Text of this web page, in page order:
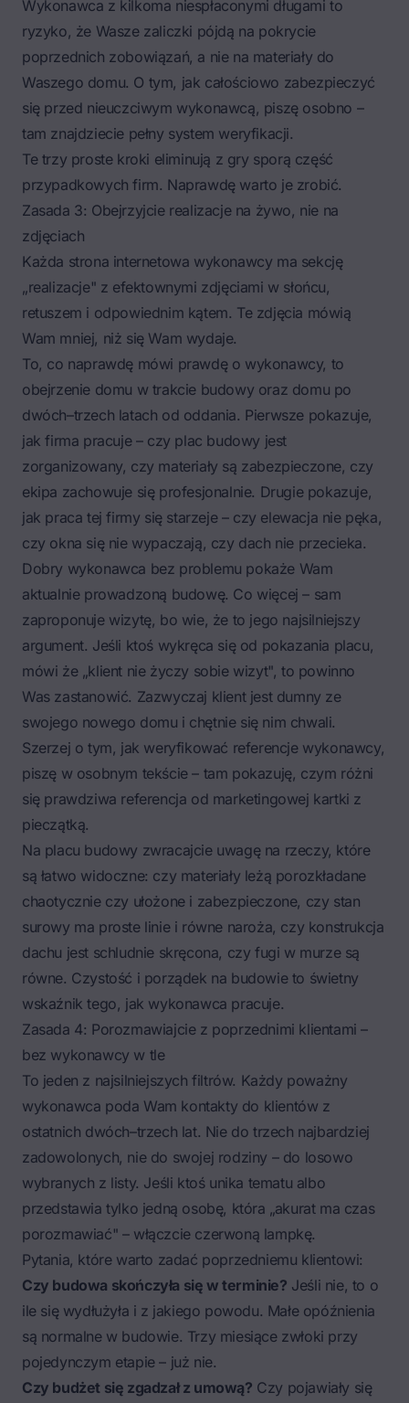
Wykonawca z kilkoma niespłaconymi długami to
ryzyko, że Wasze zaliczki pójdą na pokrycie
poprzednich zobowiązań, a nie na materiały do
Waszego domu. O tym, jak całościowo zabezpieczyć
się przed nieuczciwym wykonawcą, piszę osobno –
tam znajdziecie pełny system weryfikacji.
Te trzy proste kroki eliminują z gry sporą część
przypadkowych firm. Naprawdę warto je zrobić.
Zasada 3: Obejrzyjcie realizacje na żywo, nie na
zdjęciach
Każda strona internetowa wykonawcy ma sekcję
„realizacje" z efektownymi zdjęciami w słońcu,
retuszem i odpowiednim kątem. Te zdjęcia mówią
Wam mniej, niż się Wam wydaje.
To, co naprawdę mówi prawdę o wykonawcy, to
obejrzenie domu w trakcie budowy oraz domu po
dwóch–trzech latach od oddania. Pierwsze pokazuje,
jak firma pracuje – czy plac budowy jest
zorganizowany, czy materiały są zabezpieczone, czy
ekipa zachowuje się profesjonalnie. Drugie pokazuje,
jak praca tej firmy się starzeje – czy elewacja nie pęka,
czy okna się nie wypaczają, czy dach nie przecieka.
Dobry wykonawca bez problemu pokaże Wam
aktualnie prowadzoną budowę. Co więcej – sam
zaproponuje wizytę, bo wie, że to jego najsilniejszy
argument. Jeśli ktoś wykręca się od pokazania placu,
mówi że „klient nie życzy sobie wizyt", to powinno
Was zastanowić. Zazwyczaj klient jest dumny ze
swojego nowego domu i chętnie się nim chwali.
Szerzej o tym, jak weryfikować referencje wykonawcy,
piszę w osobnym tekście – tam pokazuję, czym różni
się prawdziwa referencja od marketingowej kartki z
pieczątką.
Na placu budowy zwracajcie uwagę na rzeczy, które
są łatwo widoczne: czy materiały leżą porozkładane
chaotycznie czy ułożone i zabezpieczone, czy stan
surowy ma proste linie i równe naroża, czy konstrukcja
dachu jest schludnie skręcona, czy fugi w murze są
równe. Czystość i porządek na budowie to świetny
wskaźnik tego, jak wykonawca pracuje.
Zasada 4: Porozmawiajcie z poprzednimi klientami –
bez wykonawcy w tle
To jeden z najsilniejszych filtrów. Każdy poważny
wykonawca poda Wam kontakty do klientów z
ostatnich dwóch–trzech lat. Nie do trzech najbardziej
zadowolonych, nie do swojej rodziny – do losowo
wybranych z listy. Jeśli ktoś unika tematu albo
przedstawia tylko jedną osobę, która „akurat ma czas
porozmawiać" – włączcie czerwoną lampkę.
Pytania, które warto zadać poprzedniemu klientowi:
Czy budowa skończyła się w terminie? Jeśli nie, to o
ile się wydłużyła i z jakiego powodu. Małe opóźnienia
są normalne w budowie. Trzy miesiące zwłoki przy
pojedynczym etapie – już nie.
Czy budżet się zgadzał z umową? Czy pojawiały się